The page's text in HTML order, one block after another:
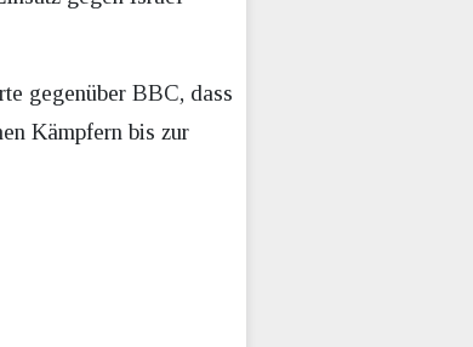
gegenüber BBC, dass
Kämpfern bis zur